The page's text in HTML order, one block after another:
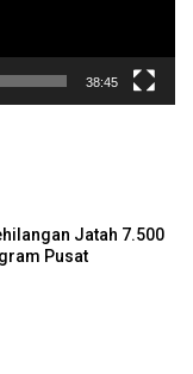
38:45
Jatah 7.500
Pusat